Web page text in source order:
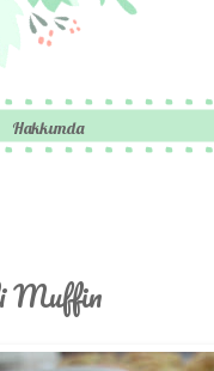
Hakkımda
Muffin